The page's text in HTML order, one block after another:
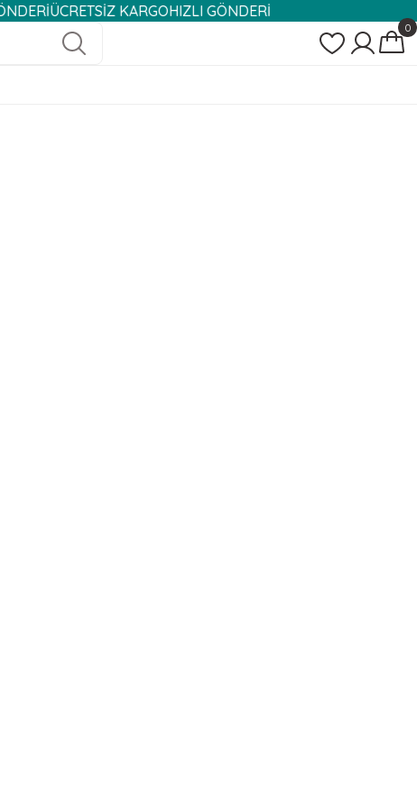
ÜCRETSİZ KARGOHIZLI GÖNDERİ
0